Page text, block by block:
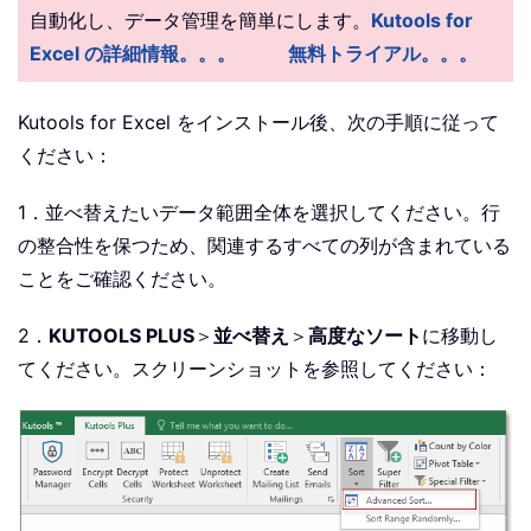
自動化し、データ管理を簡単にします。 Kutools for
Excel の詳細情報。。。
無料トライアル。。。
Kutools for Excel をインストール後、次の手順に従って
ください：
1．並べ替えたいデータ範囲全体を選択してください。行
の整合性を保つため、関連するすべての列が含まれている
ことをご確認ください。
2． KUTOOLS PLUS ＞ 並べ替え ＞ 高度なソート に移動し
てください。スクリーンショットを参照してください：